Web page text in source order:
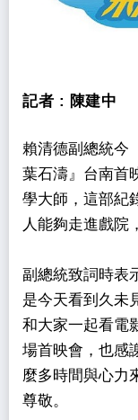
記者 : 陳建中
賴清德副總統今
葉石濤』台南首
學大師，這部紀
人能夠走進戲院
副總統致詞時表
是今天看到久未
和大家一起看電
場首映會，也感
麼多時間與心力
尊敬。